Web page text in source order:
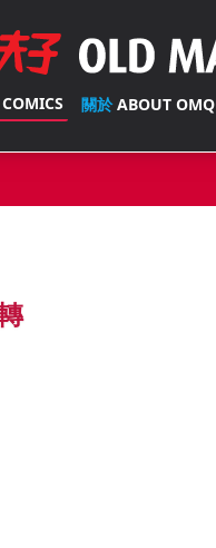
COMICS 關於ABOUT OMQ